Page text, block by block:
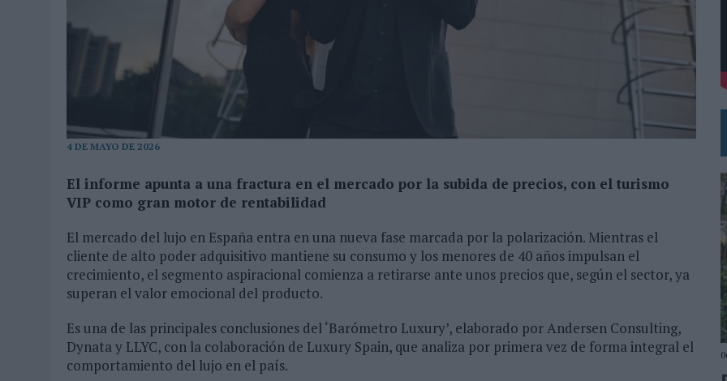
‘LA ÚNICA CERVEZA DEL MUNDO QUE SE DISFRUTA DOS VECES’, DE INUSUALY PARA CERVEZA CAPAZ
04/08/2026
‘EL FÚTBOL SIN LAS PERSONAS’, DE DENTSU CREATIVE PARA ORANGE
MAHOU REIVINDICA EL RITUAL DE LA CAÑA EN EL DÍA INTERNACIONAL DE LA CERVEZA
4 DE MAYO DE 2026
El informe apunta a una fractura en el mercado por la subida de precios, con el turismo
VIP como gran motor de rentabilidad
El mercado del lujo en España entra en una nueva fase marcada por la polarización. Mientras el
cliente de alto poder adquisitivo mantiene su consumo y los menores de 40 años impulsan el
crecimiento, el segmento aspiracional comienza a retirarse ante unos precios que, según el sector, ya
superan el valor emocional del producto.
Es una de las principales conclusiones del ‘Barómetro Luxury’, elaborado por Andersen Consulting,
Dynata y LLYC, con la colaboración de Luxury Spain, que analiza por primera vez de forma integral el
comportamiento del lujo en el país.